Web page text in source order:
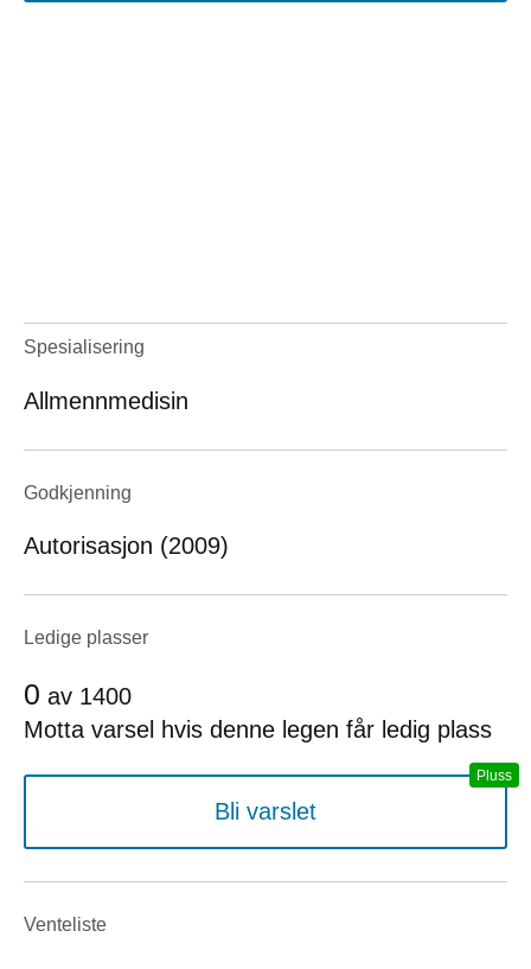
Spesialisering
Allmennmedisin
Godkjenning
Autorisasjon (2009)
Ledige plasser
0 av 1400
Motta varsel hvis denne legen får ledig plass
Bli varslet
Venteliste